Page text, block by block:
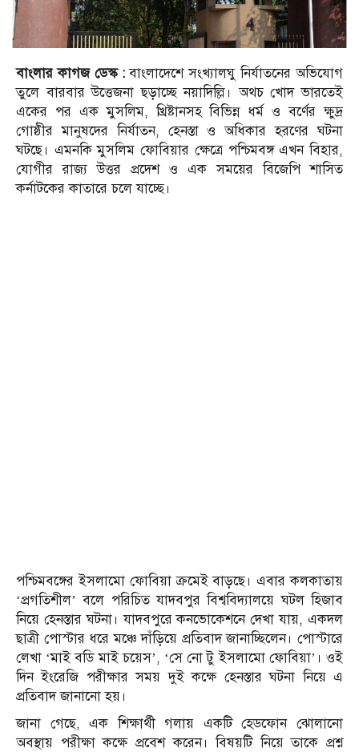
বাংলার কাগজ ডেস্ক :বাংলাদেশে সংখ্যালঘু নির্যাতনের অভিযোগ
তুলে বারবার উত্তেজনা ছড়াচ্ছে নয়াদিল্লি। অথচ খোদ ভারতেই
একের পর এক মুসলিম, খ্রিষ্টানসহ বিভিন্ন ধর্ম ও বর্ণের ক্ষুদ্র
গোষ্ঠীর মানুষদের নির্যাতন, হেনস্তা ও অধিকার হরণের ঘটনা
ঘটছে। এমনকি মুসলিম ফোবিয়ার ক্ষেত্রে পশ্চিমবঙ্গ এখন বিহার,
যোগীর রাজ্য উত্তর প্রদেশ ও এক সময়ের বিজেপি শাসিত
কর্নাটকের কাতারে চলে যাচ্ছে।
পশ্চিমবঙ্গের ইসলামো ফোবিয়া ক্রমেই বাড়ছে। এবার কলকাতায়
‘প্রগতিশীল’ বলে পরিচিত যাদবপুর বিশ্ববিদ্যালয়ে ঘটল হিজাব
নিয়ে হেনস্তার ঘটনা। যাদবপুরে কনভোকেশনে দেখা যায়, একদল
ছাত্রী পোস্টার ধরে মঞ্চে দাঁড়িয়ে প্রতিবাদ জানাচ্ছিলেন। পোস্টারে
লেখা ‘মাই বডি মাই চয়েস’, ‘সে নো টু ইসলামো ফোবিয়া’। ওই
দিন ইংরেজি পরীক্ষার সময় দুই কক্ষে হেনস্তার ঘটনা নিয়ে এ
প্রতিবাদ জানানো হয়।
জানা গেছে, এক শিক্ষার্থী গলায় একটি হেডফোন ঝোলানো
অবস্থায় পরীক্ষা কক্ষে প্রবেশ করেন। বিষয়টি নিয়ে তাকে প্রশ্ন